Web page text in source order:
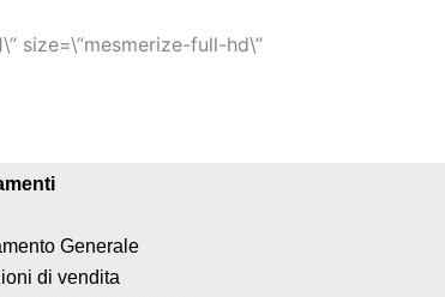
size=\”mesmerize-full-hd\”
Generale
di vendita